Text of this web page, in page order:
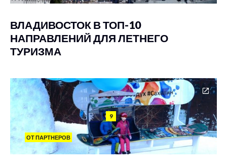
ВЛАДИВОСТОК В ТОП-10
НАПРАВЛЕНИЙ ДЛЯ ЛЕТНЕГО
ТУРИЗМА
9
ОТ ПАРТНЕРОВ